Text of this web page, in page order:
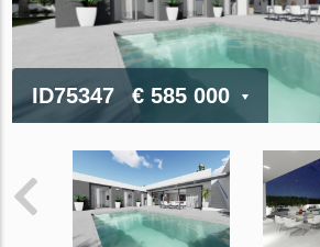
ID75347 € 585 000